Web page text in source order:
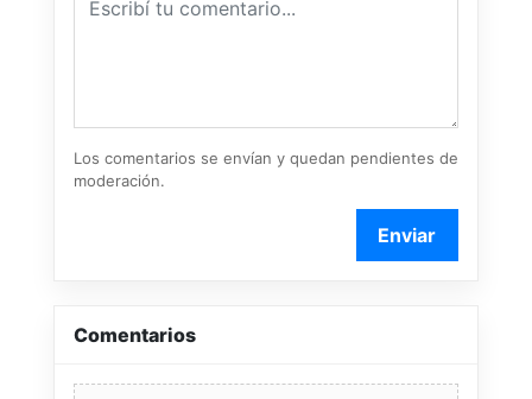
Los comentarios se envían y quedan pendientes de
moderación.
Enviar
Comentarios